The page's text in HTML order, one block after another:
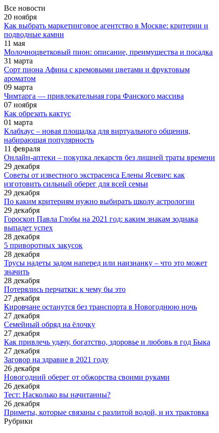
Все новости
20 ноября
Как выбрать маркетинговое агентство в Москве: критерии и
подводные камни
11 мая
Молочноцветковый пион: описание, преимущества и посадка
31 марта
Сорт пиона Афина с кремовыми цветами и фруктовым
ароматом
09 марта
Чимтарга — привлекательная гора Фанского массива
07 ноября
Как обрезать кактус
01 марта
Клабхаус – новая площадка для виртуального общения,
набирающая популярность
11 февраля
Онлайн-аптеки – покупка лекарств без лишней траты времени
29 декабря
Советы от известного экстрасенса Елены Ясевич: как
изготовить сильный оберег для всей семьи
29 декабря
По каким критериям нужно выбирать школу астрологии
29 декабря
Гороскоп Павла Глобы на 2021 год: каким знакам зодиака
выпадет успех
28 декабря
5 приворотных закусок
28 декабря
Трусы надеты задом наперед или наизнанку – что это может
значить
28 декабря
Потерялись перчатки: к чему бы это
27 декабря
Кировчане останутся без транспорта в Новогоднюю ночь
27 декабря
Семейный обряд на ёлочку
27 декабря
Как привлечь удачу, богатство, здоровье и любовь в год Быка
27 декабря
Заговор на здравие в 2021 году
26 декабря
Новогодний оберег от обжорства своими руками
26 декабря
Тест: ​​Насколько вы начитанны?
26 декабря
Приметы, которые связаны с разлитой водой, и их трактовка
Рубрики